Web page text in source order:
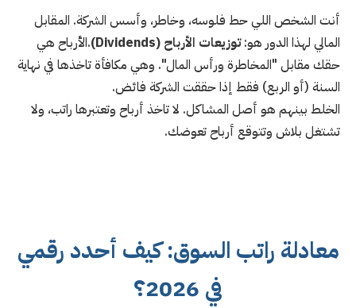
أنت الشخص اللي حط فلوسه، وخاطر، وأسس الشركة. المقابل
المالي لهذا الدور هو:توزيعات الأرباح (Dividends)
.الأرباح هي
حقك مقابل "المخاطرة ورأس المال". وهي مكافأة تاخذها في نهاية
السنة (أو الربع) فقط إذا حققت الشركة فائض.
الخلط بينهم هو أصل المشاكل. لا تاخذ أرباح وتعتبرها راتب، ولا
تشتغل بلاش وتتوقع أرباح تعوضك.
معادلة راتب السوق: كيف أحدد رقمي
في 2026؟